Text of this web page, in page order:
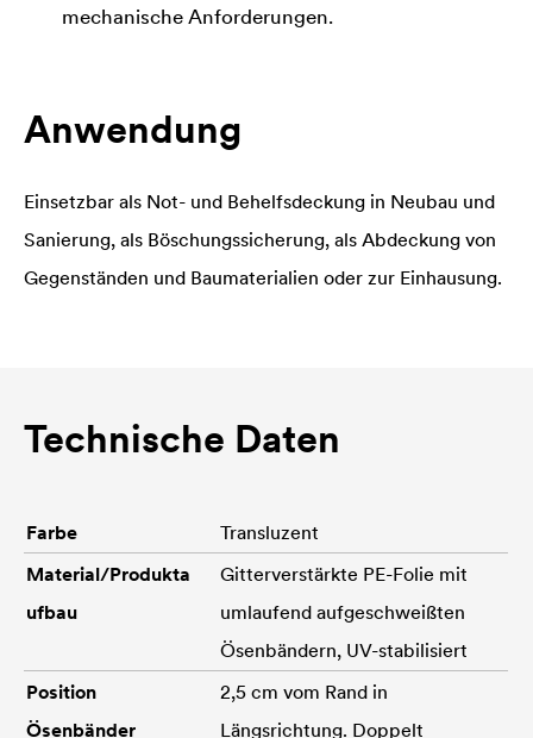
mechanische Anforderungen.
Anwendung
Einsetzbar als Not- und Behelfsdeckung in Neubau und
Sanierung, als Böschungssicherung, als Abdeckung von
Gegenständen und Baumaterialien oder zur Einhausung.
Technische Daten
Farbe
Transluzent
Material/Produkta
ufbau
Gitterverstärkte PE-Folie mit
umlaufend aufgeschweißten
Ösenbändern, UV-stabilisiert
Position
Ösenbänder
2,5 cm vom Rand in
Längsrichtung. Doppelt